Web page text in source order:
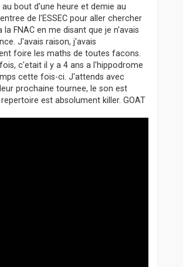
bout d'une heure et demie au
de l'ESSEC pour aller chercher
la FNAC en me disant que je n'avais
J'avais raison, j'avais
foire les maths de toutes facons.
fois, c'etait il y a 4 ans a l'hippodrome
cette fois-ci. J'attends avec
prochaine tournee, le son est
est absolument killer. GOAT